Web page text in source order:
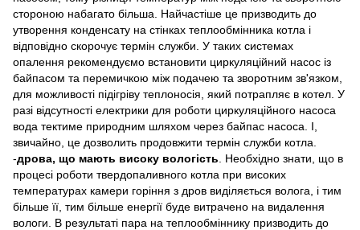
стороною набагато більша. Найчастіше це призводить до
утворення конденсату на стінках теплообмінника котла і
відповідно скорочує термін служби. У таких системах
опалення рекомендуємо встановити циркуляційний насос із
байпасом та перемичкою між подачею та зворотним зв'язком,
для можливості підігріву теплоносія, який потрапляє в котел. У
разі відсутності електрики для роботи циркуляційного насоса
вода тектиме природним шляхом через байпас насоса. І,
звичайно, це дозволить продовжити термін служби котла.
-дрова, що мають високу вологість . Необхідно знати, що в
процесі роботи твердопаливного котла при високих
температурах камери горіння з дров виділяється волога, і тим
більше її, тим більше енергії буде витрачено на видалення
вологи. В результаті пара на теплообміннику призводить до